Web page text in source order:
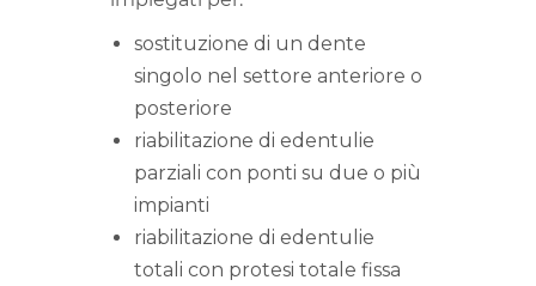
sostituzione di un dente
singolo nel settore anteriore o
posteriore
riabilitazione di edentulie
parziali con ponti su due o più
impianti
riabilitazione di edentulie
totali con protesi totale fissa